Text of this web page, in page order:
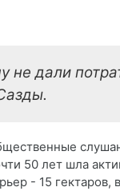
не дали
50 лет шла
- 15